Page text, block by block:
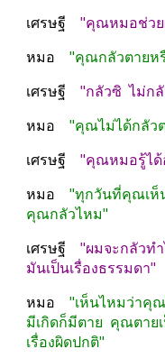
เศรษฐี
"คุณหมอช่วย
หมอ "คุณกลัวตายห
เศรษฐี "กลัวซิ  ไม่ก
หมอ "คุณไม่ได้กลัว
เศรษฐี "คุณหมอรู้ได้
หมอ "ทุกวันที่คุณเห็
คุณกลัวไหม"
เศรษฐี "ผมจะกลัวท
มันเป็นเรื่องธรรมดา"
หมอ "เห็นไหมว่าคุ
มีเกิดก็มีตาย  คุณตาย
เรื่องผิดปกติ"